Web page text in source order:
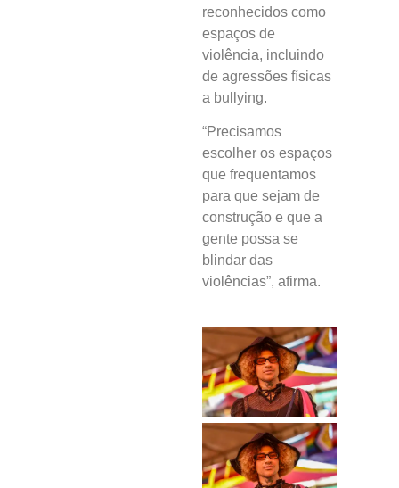
reconhecidos como
espaços de
violência, incluindo
de agressões físicas
a bullying.
“Precisamos
escolher os espaços
que frequentamos
para que sejam de
construção e que a
gente possa se
blindar das
violências”, afirma.